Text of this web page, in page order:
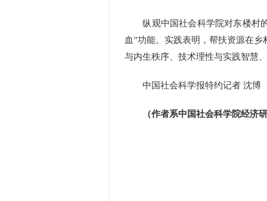
纵观中国社会科学院对东楼村的
血”功能。实践表明，帮扶资源在
与内生秩序、技术理性与实践智慧
中国社会科学报特约记者 沈博
（作者系中国社会科学院经济研